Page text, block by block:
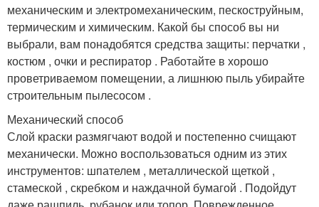
механическим и электромеханическим, пескоструйным,
термическим и химическим. Какой бы способ вы ни
выбрали, вам понадобятся средства защиты: перчатки ,
костюм , очки и респиратор . Работайте в хорошо
проветриваемом помещении, а лишнюю пыль убирайте
строительным пылесосом .
Механический способ
Слой краски размягчают водой и постепенно счищают
механически. Можно воспользоваться одним из этих
инструментов: шпателем , металлической щеткой ,
стамеской , скребком и наждачной бумагой . Подойдут